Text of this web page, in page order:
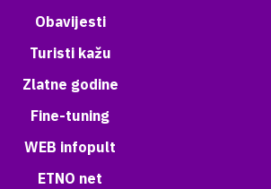
Obavijesti
Turisti kažu
Zlatne godine
Fine-tuning
WEB infopult
ETNO net